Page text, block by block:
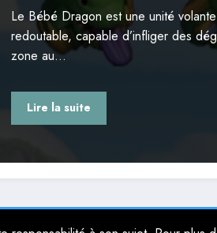
Le Bébé Dragon est une unité volante
redoutable, capable d’infliger des
zone au…
Lire la suite